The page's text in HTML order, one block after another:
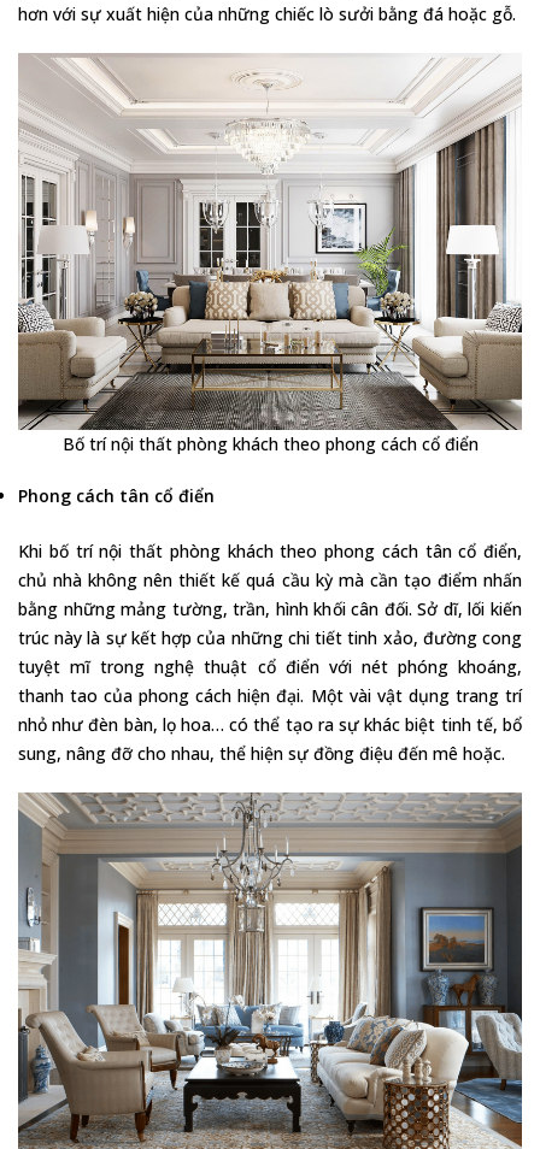
hơn với sự xuất hiện của những chiếc lò sưởi bằng đá hoặc gỗ.
Bố trí nội thất phòng khách theo phong cách cổ điển
Phong cách tân cổ điển
Khi bố trí nội thất phòng khách theo phong cách tân cổ điển,
chủ nhà không nên thiết kế quá cầu kỳ mà cần tạo điểm nhấn
bằng những mảng tường, trần, hình khối cân đối. Sở dĩ, lối kiến
trúc này là sự kết hợp của những chi tiết tinh xảo, đường cong
tuyệt mĩ trong nghệ thuật cổ điển với nét phóng khoáng,
thanh tao của phong cách hiện đại. Một vài vật dụng trang trí
nhỏ như đèn bàn, lọ hoa… có thể tạo ra sự khác biệt tinh tế, bổ
sung, nâng đỡ cho nhau, thể hiện sự đồng điệu đến mê hoặc.